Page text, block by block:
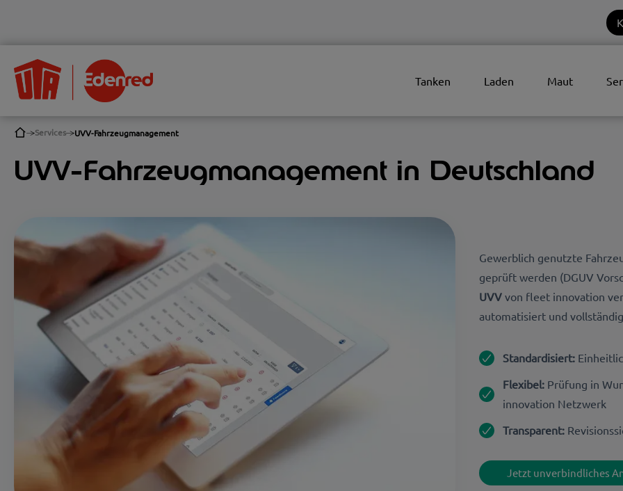
Tanken Laden Maut
Services UVV-Fahrzeugmanagement
UVV-Fahrzeugmanagement in Deutschland
Gewerblich genutzte
geprüft werden (DGUV
UVVvon fleet innovation
automatisiert und
Standardisiert:
Flexibel:Prüfung in
innovation Netzwerk
Transparent:
Jetzt unverbindliches